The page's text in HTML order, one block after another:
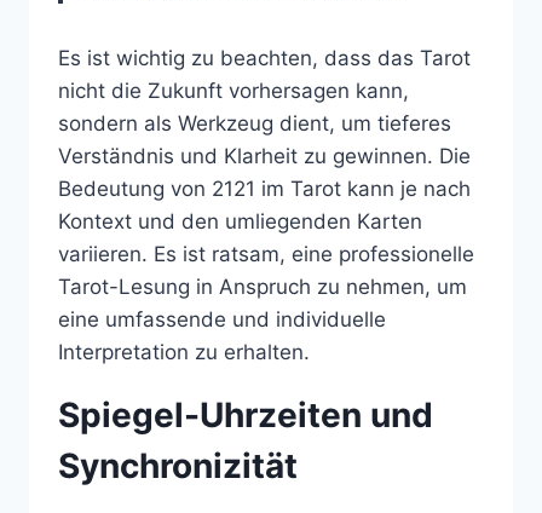
Es ist wichtig zu beachten, dass das Tarot
nicht die Zukunft vorhersagen kann,
sondern als Werkzeug dient, um tieferes
Verständnis und Klarheit zu gewinnen. Die
Bedeutung von 2121 im Tarot kann je nach
Kontext und den umliegenden Karten
variieren. Es ist ratsam, eine professionelle
Tarot-Lesung in Anspruch zu nehmen, um
eine umfassende und individuelle
Interpretation zu erhalten.
Spiegel-Uhrzeiten und
Synchronizität